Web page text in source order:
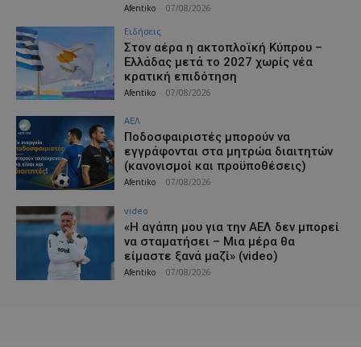
Afentiko 07/08/2026
Ειδήσεις
Στον αέρα η ακτοπλοϊκή Κύπρου –
Ελλάδας μετά το 2027 χωρίς νέα
κρατική επιδότηση
Afentiko 07/08/2026
ΑΕΛ
Ποδοσφαιριστές μπορούν να
εγγράφονται στα μητρώα διαιτητών
(κανονισμοί και προϋποθέσεις)
Afentiko 07/08/2026
video
«Η αγάπη μου για την ΑΕΛ δεν μπορεί
να σταματήσει – Μια μέρα θα
είμαστε ξανά μαζί» (video)
Afentiko 07/08/2026